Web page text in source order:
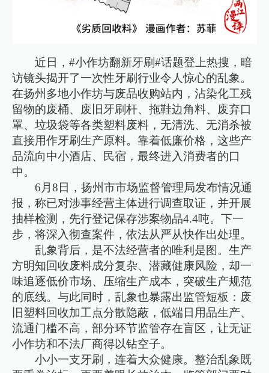
近日，#小作坊翻新牙刷#话题登上热搜，暗
访镜头揭开了一次性牙刷行业令人惊心的乱象。
在扬州多地小作坊与废品收购站内，沾染化工残
留物的废桶、废旧牙刷杆、拖鞋边角料、废弃口
罩、垃圾袋等各类塑料废料，无清洗、无消杀被
直接用作牙刷生产原料。靠着低廉价格，这些产
品流向中小酒店、民宿，最终进入消费者的口
中。
6月8日，扬州市市场监督管理局发布情况通
报，称已对涉事经营主体进行调查取证，并开展
抽样检测，先行登记保存涉案物品4.4吨。下一
步，将深入彻查案件，依法从严从快作出处理。
乱象背后，是不法经营者的唯利是图。生产
方明知回收废料成分复杂、潜藏健康风险，却一
味追逐低价市场、压缩生产成本，突破生产规范
的底线。与此同时，乱象也暴露出监管短板：废
旧塑料回收加工点分散隐蔽，低端日用品生产、
流通门槛不高，部分环节监管存在盲区，让无证
小作坊和不法厂商得以钻空子。
小小一支牙刷，连着大众健康。整治乱象既